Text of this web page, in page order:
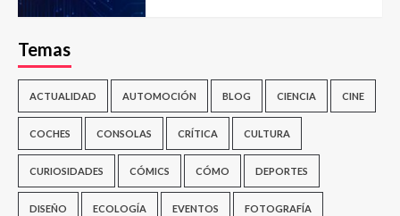
Temas
ACTUALIDAD AUTOMOCIÓN BLOG CIENCIA CINE
COCHES CONSOLAS CRÍTICA CULTURA
CURIOSIDADES CÓMICS CÓMO DEPORTES
DISEÑO ECOLOGÍA EVENTOS FOTOGRAFÍA